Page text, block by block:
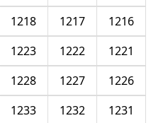
1216
1217
1218
1221
1222
1223
1226
1227
1228
1231
1232
1233